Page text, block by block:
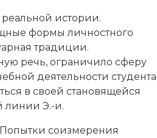
истории.
формы личностного
традиции.
речь, ограничило сферу
деятельности студента
в своей становящейся
линии Э.-и.
соизмерения